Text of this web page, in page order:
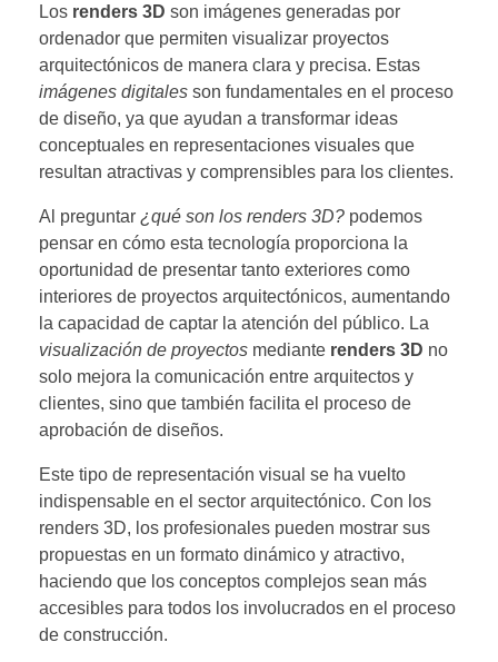
Los renders 3D son imágenes generadas por
ordenador que permiten visualizar proyectos
arquitectónicos de manera clara y precisa. Estas
imágenes digitales son fundamentales en el proceso
de diseño, ya que ayudan a transformar ideas
conceptuales en representaciones visuales que
resultan atractivas y comprensibles para los clientes.
Al preguntar ¿qué son los renders 3D? podemos
pensar en cómo esta tecnología proporciona la
oportunidad de presentar tanto exteriores como
interiores de proyectos arquitectónicos, aumentando
la capacidad de captar la atención del público. La
visualización de proyectos mediante renders 3D no
solo mejora la comunicación entre arquitectos y
clientes, sino que también facilita el proceso de
aprobación de diseños.
Este tipo de representación visual se ha vuelto
indispensable en el sector arquitectónico. Con los
renders 3D, los profesionales pueden mostrar sus
propuestas en un formato dinámico y atractivo,
haciendo que los conceptos complejos sean más
accesibles para todos los involucrados en el proceso
de construcción.